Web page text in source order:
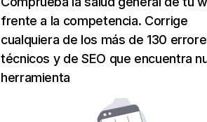
frente a la competencia. Corrige
cualquiera de los más de 130
técnicos y de SEO que encuentra
herramienta